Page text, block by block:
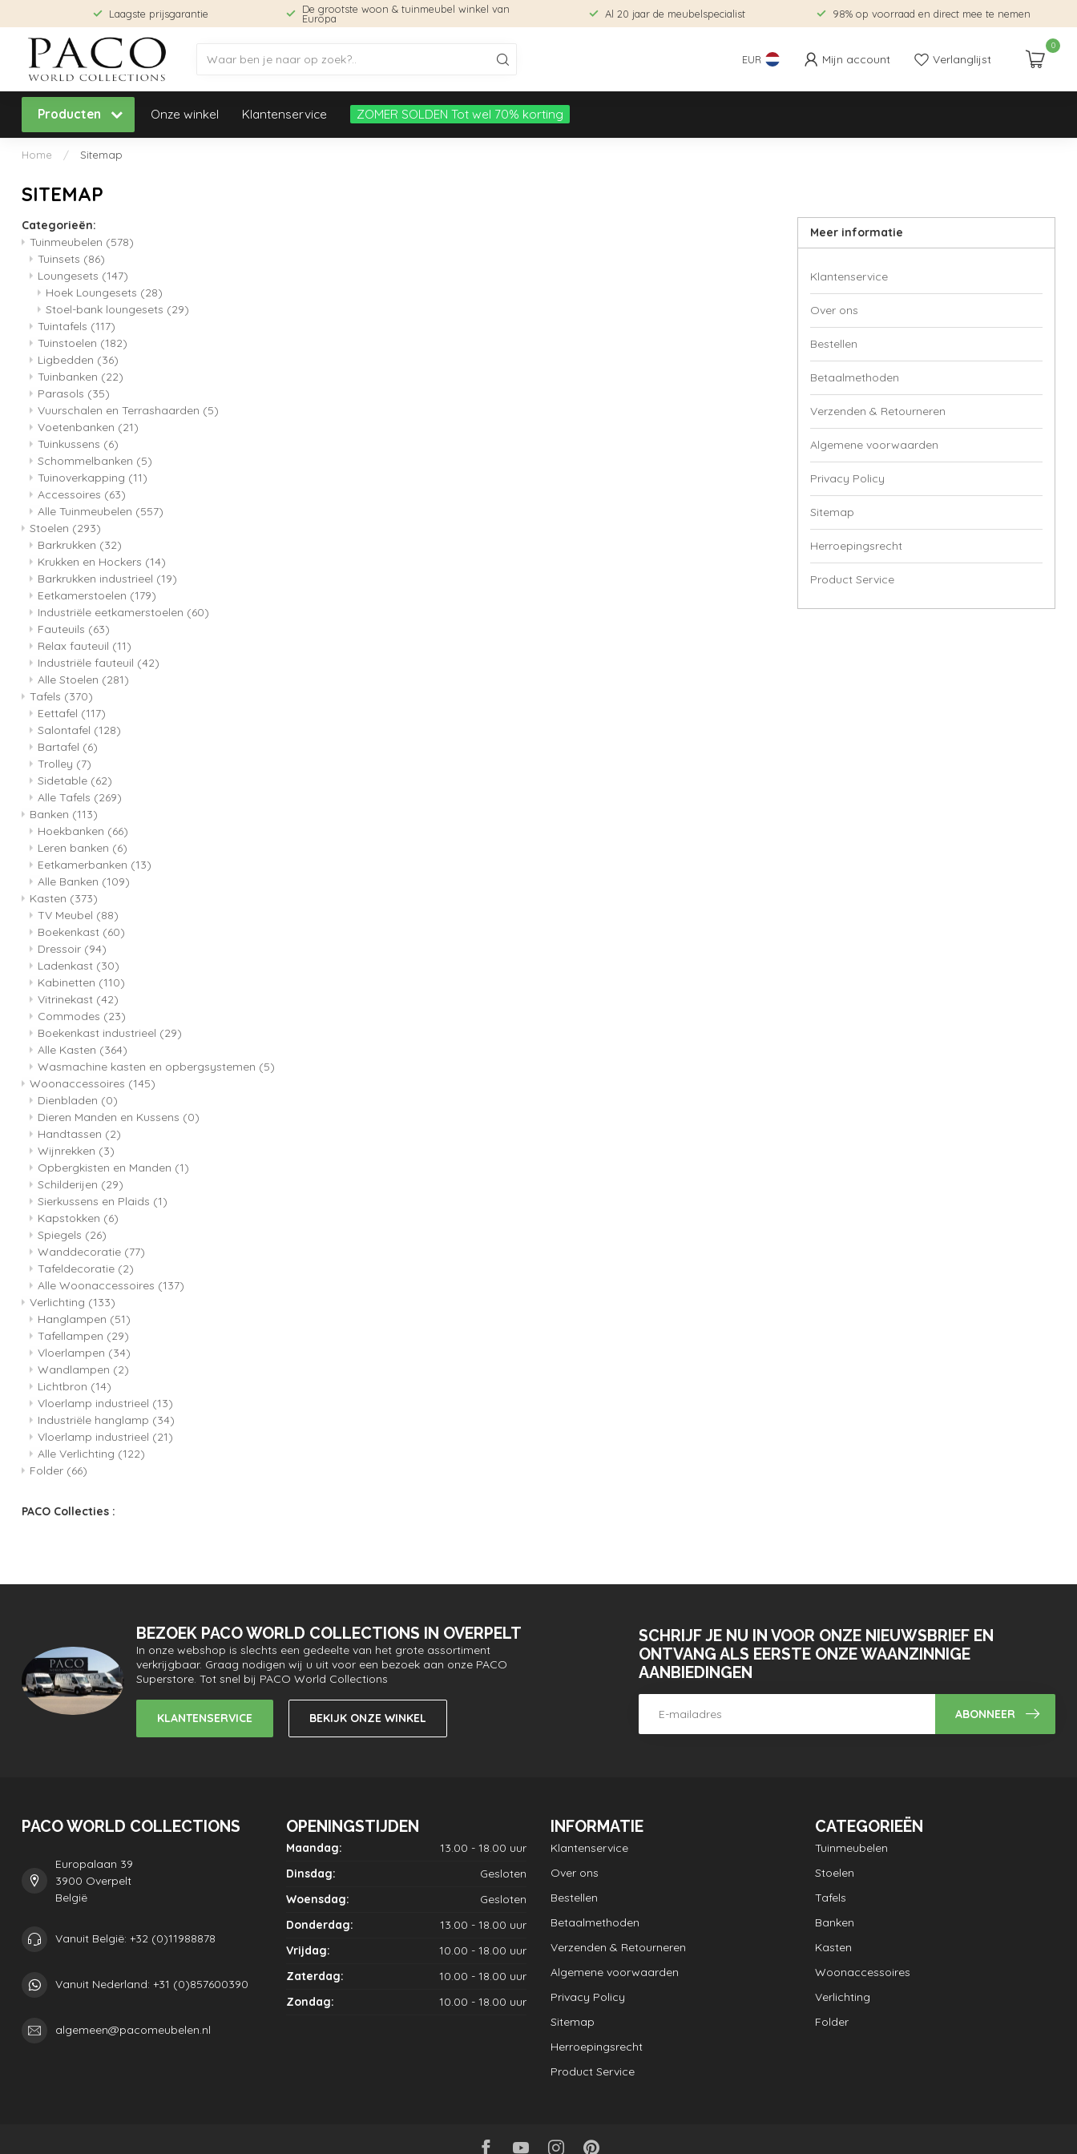
Laagste prijsgarantie De grootste woon & tuinmeubel winkel van
Europa Al 20 jaar de meubelspecialist 98% op voorraad en direct mee te nemen
EUR Mijn account Verlanglijst
0
Producten Onze winkel Klantenservice ZOMER SOLDEN Tot wel 70% korting
Home / Sitemap
SITEMAP
Categorieën:
Tuinmeubelen (578)
Tuinsets (86)
Loungesets (147)
Hoek Loungesets (28)
Stoel-bank loungesets (29)
Tuintafels (117)
Tuinstoelen (182)
Ligbedden (36)
Tuinbanken (22)
Parasols (35)
Vuurschalen en Terrashaarden (5)
Voetenbanken (21)
Tuinkussens (6)
Schommelbanken (5)
Tuinoverkapping (11)
Accessoires (63)
Alle Tuinmeubelen (557)
Stoelen (293)
Barkrukken (32)
Krukken en Hockers (14)
Barkrukken industrieel (19)
Eetkamerstoelen (179)
Industriële eetkamerstoelen (60)
Fauteuils (63)
Relax fauteuil (11)
Industriële fauteuil (42)
Alle Stoelen (281)
Tafels (370)
Eettafel (117)
Salontafel (128)
Bartafel (6)
Trolley (7)
Sidetable (62)
Alle Tafels (269)
Banken (113)
Hoekbanken (66)
Leren banken (6)
Eetkamerbanken (13)
Alle Banken (109)
Kasten (373)
TV Meubel (88)
Boekenkast (60)
Dressoir (94)
Ladenkast (30)
Kabinetten (110)
Vitrinekast (42)
Commodes (23)
Boekenkast industrieel (29)
Alle Kasten (364)
Wasmachine kasten en opbergsystemen (5)
Woonaccessoires (145)
Dienbladen (0)
Dieren Manden en Kussens (0)
Handtassen (2)
Wijnrekken (3)
Opbergkisten en Manden (1)
Schilderijen (29)
Sierkussens en Plaids (1)
Kapstokken (6)
Spiegels (26)
Wanddecoratie (77)
Tafeldecoratie (2)
Alle Woonaccessoires (137)
Verlichting (133)
Hanglampen (51)
Tafellampen (29)
Vloerlampen (34)
Wandlampen (2)
Lichtbron (14)
Vloerlamp industrieel (13)
Industriële hanglamp (34)
Vloerlamp industrieel (21)
Alle Verlichting (122)
Folder (66)
PACO Collecties :
Meer informatie
Klantenservice
Over ons
Bestellen
Betaalmethoden
Verzenden & Retourneren
Algemene voorwaarden
Privacy Policy
Sitemap
Herroepingsrecht
Product Service
BEZOEK PACO WORLD COLLECTIONS IN OVERPELT
In onze webshop is slechts een gedeelte van het grote assortiment
verkrijgbaar. Graag nodigen wij u uit voor een bezoek aan onze PACO
Superstore. Tot snel bij PACO World Collections
KLANTENSERVICE BEKIJK ONZE WINKEL
SCHRIJF JE NU IN VOOR ONZE NIEUWSBRIEF EN
ONTVANG ALS EERSTE ONZE WAANZINNIGE
AANBIEDINGEN
ABONNEER
PACO WORLD COLLECTIONS
Europalaan 39
3900 Overpelt
België
Vanuit België: +32 (0)11988878
Vanuit Nederland: +31 (0)857600390
algemeen@pacomeubelen.nl
OPENINGSTIJDEN
Maandag:
13.00 - 18.00 uur
Dinsdag:
Gesloten
Woensdag:
Gesloten
Donderdag:
13.00 - 18.00 uur
Vrijdag:
10.00 - 18.00 uur
Zaterdag:
10.00 - 18.00 uur
Zondag:
10.00 - 18.00 uur
INFORMATIE
Klantenservice
Over ons
Bestellen
Betaalmethoden
Verzenden & Retourneren
Algemene voorwaarden
Privacy Policy
Sitemap
Herroepingsrecht
Product Service
CATEGORIEËN
Tuinmeubelen
Stoelen
Tafels
Banken
Kasten
Woonaccessoires
Verlichting
Folder